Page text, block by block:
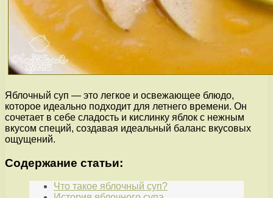
Яблочный суп — это легкое и освежающее блюдо,
которое идеально подходит для летнего времени. Он
сочетает в себе сладость и кислинку яблок с нежным
вкусом специй, создавая идеальный баланс вкусовых
ощущений.
Содержание статьи:
Что такое яблочный суп?